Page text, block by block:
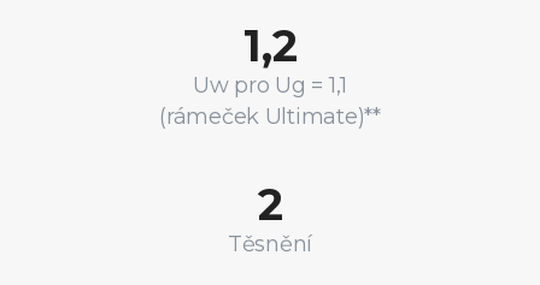
1,2
Uw pro Ug = 1,1
(rámeček Ultimate)**
2
Těsnění